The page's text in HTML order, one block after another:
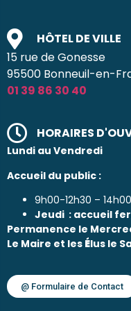
HÔTEL DE VILLE
15 rue de Gonesse
95500 Bonneuil-en-
01 39 86 30 40
HORAIRES
Lundi au Vendredi
Accueil du public :
9h00-12h30 –
Jeudi : accueil
Permanence le
Le Maire et les Élus le
@ Formulaire de Contact